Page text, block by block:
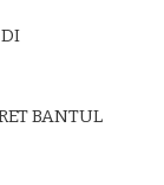
BANTUL